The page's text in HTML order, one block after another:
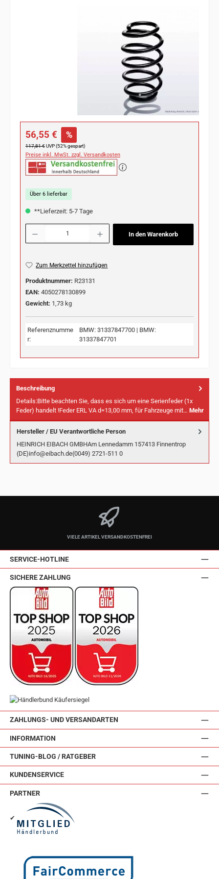
Verkaufspreis:
56,55 € %
Regulärer Preis:
117,81 €UVP (52% gespart)
Preise inkl. MwSt. zzgl. Versandkosten
Über 6 lieferbar
**Lieferzeit: 5-7 Tage
Produkt Anzahl: Gib den gewünschten Wert ein oder benutze die Schaltflächen
In den Warenkorb
Zum Merkzettel hinzufügen
Produktnummer: R23131
EAN: 4050278130899
Gewicht: 1,73 kg
Referenznumme
r:
BMW: 31337847700 | BMW:
31337847701
Beschreibung
Details:Bitte beachten Sie, dass es sich um eine Serienfeder (1x
Feder) handelt !Feder ERL VA d=13,00 mm, für Fahrzeuge mit… Mehr
Hersteller / EU Verantwortliche Person
HEINRICH EIBACH GMBHAm Lennedamm 157413 Finnentrop
(DE)info@eibach.de(0049) 2721-511 0
VIELE ARTIKEL VERSANDKOSTENFREI
SERVICE-HOTLINE
ZAHLUNGS- UND VERSANDARTEN
INFORMATION
TUNING-BLOG / RATGEBER
KUNDENSERVICE
SICHERE ZAHLUNG
PARTNER
✔